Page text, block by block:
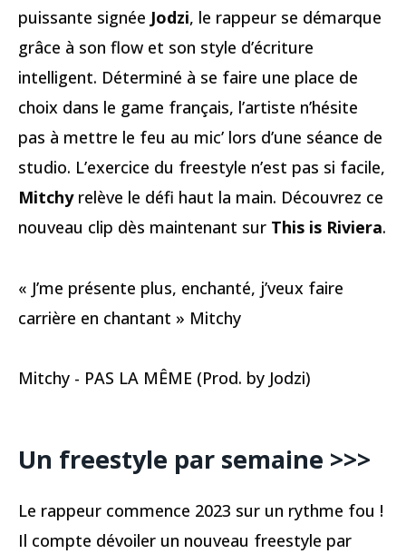
puissante signée Jodzi, le rappeur se démarque
grâce à son flow et son style d’écriture
intelligent. Déterminé à se faire une place de
choix dans le game français, l’artiste n’hésite
pas à mettre le feu au mic’ lors d’une séance de
studio. L’exercice du freestyle n’est pas si facile,
Mitchyrelève le défi haut la main. Découvrez ce
nouveau clip dès maintenant sur This is Riviera.
« J’me présente plus, enchanté, j’veux faire
carrière en chantant » Mitchy
Mitchy - PAS LA MÊME (Prod. by Jodzi)
Un freestyle par semaine >>>
Le rappeur commence 2023 sur un rythme fou !
Il compte dévoiler un nouveau freestyle par